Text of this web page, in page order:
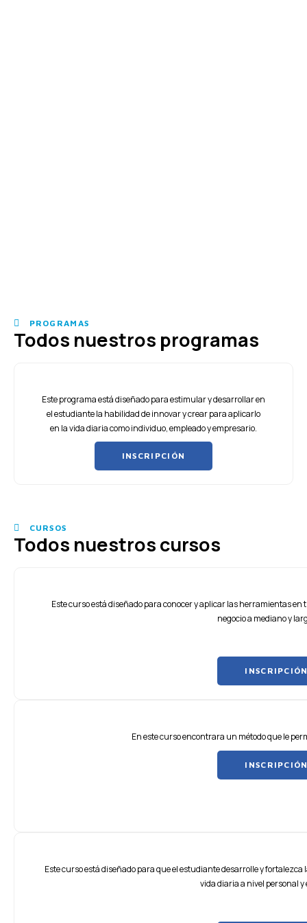
PROGRAMAS
Todos nuestros programas
Este programa está diseñado para estimular y desarrollar en
el estudiante la habilidad de innovar y crear para aplicarlo
en la vida diaria como individuo, empleado y empresario.
INSCRIPCIÓN
CURSOS
Todos nuestros cursos
Este curso está diseñado para conocer y aplicar las herramientas
negocio a mediano y
En este curso encontrara un método que le
Este curso está diseñado para que el estudiante desarrolle y
vida diaria a nivel personal